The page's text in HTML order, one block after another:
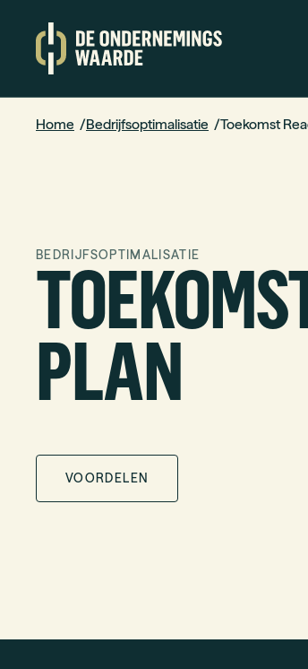
Home Bedrijfsoptimalisatie Toekomst
BEDRIJFSOPTIMALISATIE
PLAN
VOORDELEN